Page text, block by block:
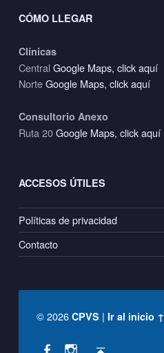
CÓMO LLEGAR
Clínicas
CentralGoogle Maps, click aquí
NorteGoogle Maps, click aquí
Consultorio Anexo
Ruta 20Google Maps, click aquí
ACCESOS ÚTILES
Políticas de privacidad
Contacto
© 2026 CPVS| Ir al inicio ↑
Social Menu